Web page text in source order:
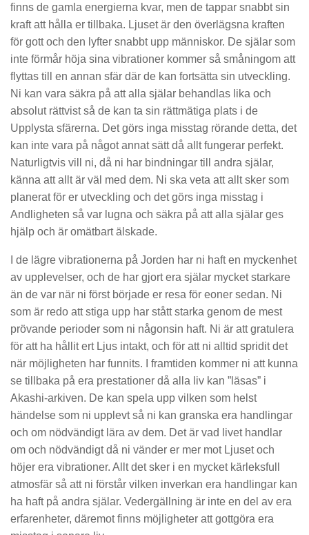
finns de gamla energierna kvar, men de tappar snabbt sin
kraft att hålla er tillbaka. Ljuset är den överlägsna kraften
för gott och den lyfter snabbt upp människor. De själar som
inte förmår höja sina vibrationer kommer så småningom att
flyttas till en annan sfär där de kan fortsätta sin utveckling.
Ni kan vara säkra på att alla själar behandlas lika och
absolut rättvist så de kan ta sin rättmätiga plats i de
Upplysta sfärerna. Det görs inga misstag rörande detta, det
kan inte vara på något annat sätt då allt fungerar perfekt.
Naturligtvis vill ni, då ni har bindningar till andra själar,
känna att allt är väl med dem. Ni ska veta att allt sker som
planerat för er utveckling och det görs inga misstag i
Andligheten så var lugna och säkra på att alla själar ges
hjälp och är omätbart älskade.
I de lägre vibrationerna på Jorden har ni haft en myckenhet
av upplevelser, och de har gjort era själar mycket starkare
än de var när ni först började er resa för eoner sedan. Ni
som är redo att stiga upp har stått starka genom de mest
prövande perioder som ni någonsin haft. Ni är att gratulera
för att ha hållit ert Ljus intakt, och för att ni alltid spridit det
när möjligheten har funnits. I framtiden kommer ni att kunna
se tillbaka på era prestationer då alla liv kan ”läsas” i
Akashi-arkiven. De kan spela upp vilken som helst
händelse som ni upplevt så ni kan granska era handlingar
och om nödvändigt lära av dem. Det är vad livet handlar
om och nödvändigt då ni vänder er mer mot Ljuset och
höjer era vibrationer. Allt det sker i en mycket kärleksfull
atmosfär så att ni förstår vilken inverkan era handlingar kan
ha haft på andra själar. Vedergällning är inte en del av era
erfarenheter, däremot finns möjligheter att gottgöra era